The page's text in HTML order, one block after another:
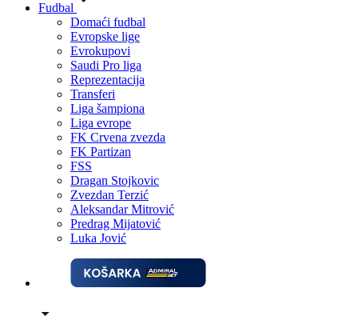
Fudbal
Domaći fudbal
Evropske lige
Evrokupovi
Saudi Pro liga
Reprezentacija
Transferi
Liga šampiona
Liga evrope
FK Crvena zvezda
FK Partizan
FSS
Dragan Stojkovic
Zvezdan Terzić
Aleksandar Mitrović
Predrag Mijatović
Luka Jović